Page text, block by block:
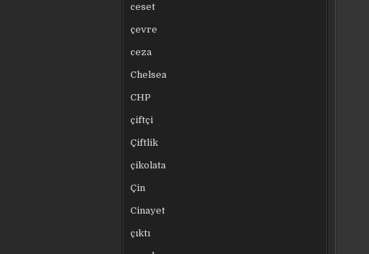
ceset
çevre
ceza
Chelsea
CHP
çiftçi
Çiftlik
çikolata
Çin
Cinayet
çıktı